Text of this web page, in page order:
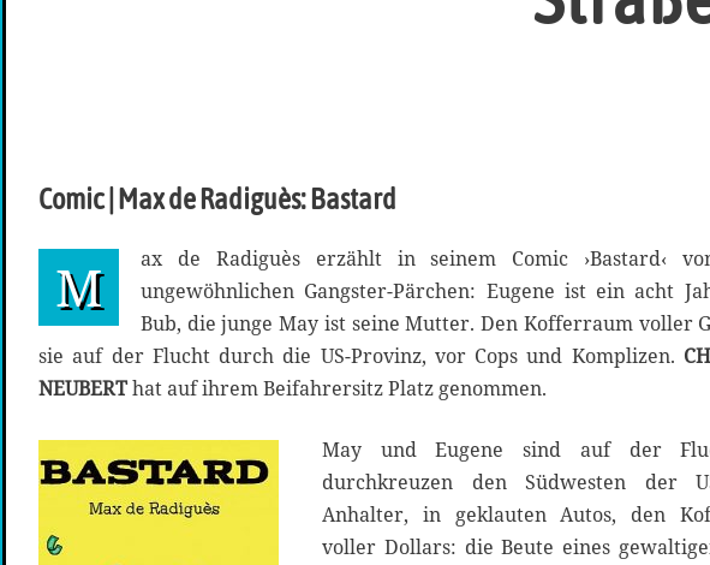
Comic | Max de Radiguès: Bastard
M
ax de Radiguès erzählt in seinem Comic ›Bastard‹
ungewöhnlichen Gangster-Pärchen: Eugene ist ein acht
Bub, die junge May ist seine Mutter. Den Kofferraum voller
sie auf der Flucht durch die US-Provinz, vor Cops und Komplizen.
NEUBERThat auf ihrem Beifahrersitz Platz genommen.
May und Eugene sind auf der
durchkreuzen den Südwesten der
Anhalter, in geklauten Autos, den
voller Dollars: die Beute eines